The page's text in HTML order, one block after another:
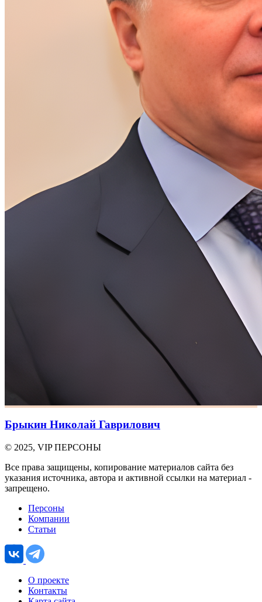
Брыкин Николай Гаврилович
© 2025, VIP ПЕРСОНЫ
Все права защищены, копирование материалов сайта без
указания источника, автора и активной ссылки на материал -
запрещено.
Персоны
Компании
Статьи
О проекте
Контакты